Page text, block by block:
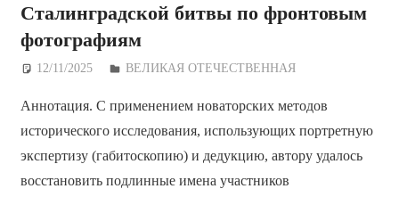
Сталинградской битвы по фронтовым
фотографиям
12/11/2025 Дежурный по Редакции
ВЕЛИКАЯ ОТЕЧЕСТВЕННАЯ
Аннотация. С применением новаторских методов
исторического исследования, использующих портретную
экспертизу (габитоскопию) и дедукцию, автору удалось
восстановить подлинные имена участников